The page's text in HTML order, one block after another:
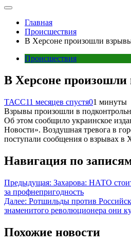
Главная
Происшествия
В Херсоне произошли
Происшествия
В Херсоне
ТАСС11 месяцев спустя01 минуты
Взрывы произошли в
Об этом сообщило украинское
Новости». Воздушная тревога в
поступали сообщения о взрывах в
Навигация по
Предыдущая: Захарова: НАТО
за профнепригодность
Далее: Ротшильды против
знаменитого революционера они
Похожие новости